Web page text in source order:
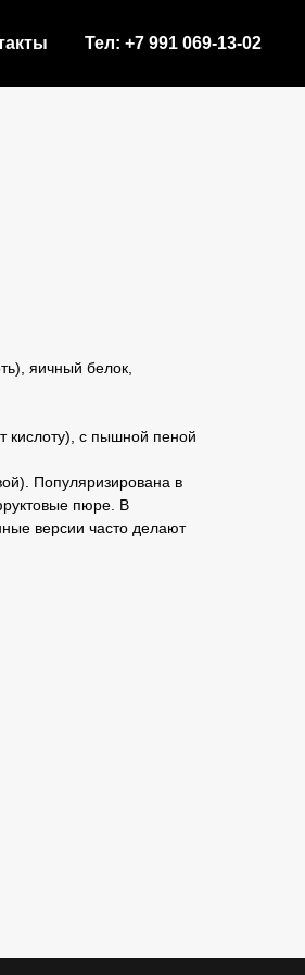
Тел: +7 991 069-13-02
яичный белок,
кислоту), с пышной пеной
Популяризирована в
пюре. В
версии часто делают